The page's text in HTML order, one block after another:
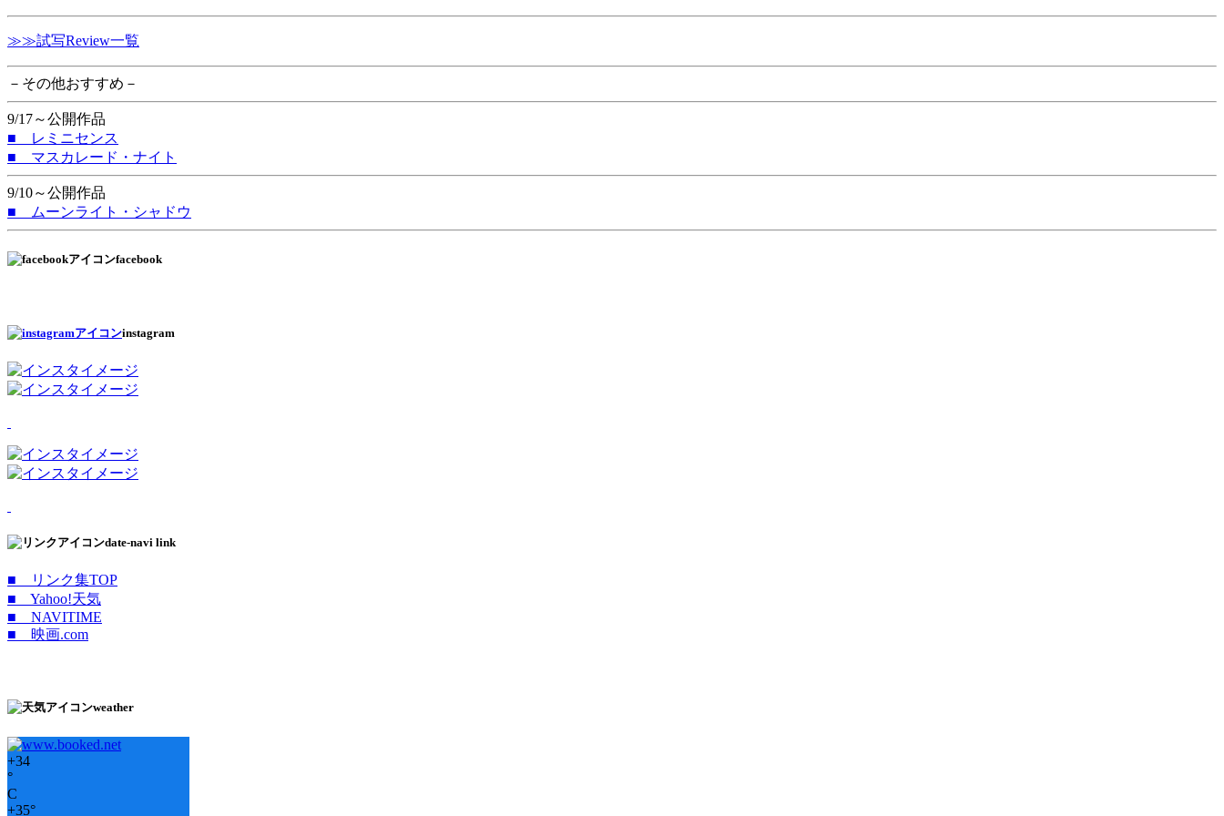
≫≫試写Review一覧
－その他おすすめ－
9/17～公開作品
■ レミニセンス
■ マスカレード・ナイト
9/10～公開作品
■ ムーンライト・シャドウ
facebook
instagram
date-navi link
■ リンク集TOP
■ Yahoo!天気
■ NAVITIME
■ 映画.com
weather
+34
°
C
+35°